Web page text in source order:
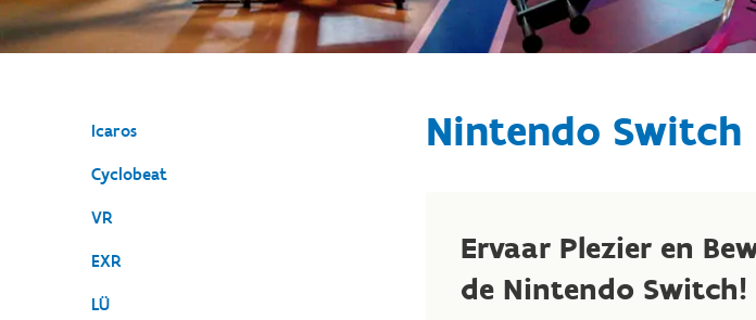
Icaros
Cyclobeat
VR
EXR
LÜ
Nintendo Switch
Ervaar Plezier en
de Nintendo Switch!